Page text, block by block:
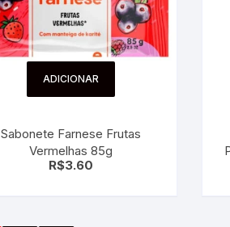
ADICIONAR
Sabonete Farnese Frutas
Vermelhas 85g
R$3.60